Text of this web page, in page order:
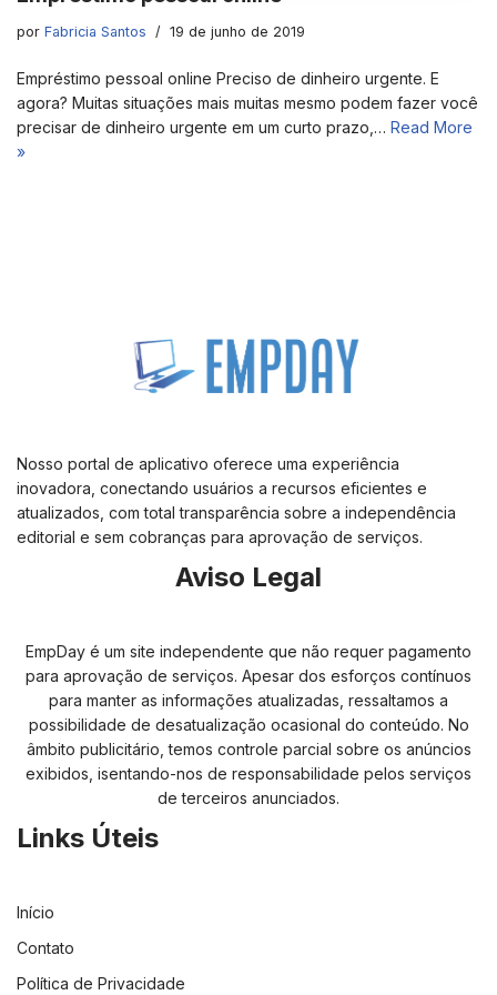
por Fabricia Santos 19 de junho de 2019
Empréstimo pessoal online Preciso de dinheiro urgente. E
agora? Muitas situações mais muitas mesmo podem fazer você
precisar de dinheiro urgente em um curto prazo,… Read More
»
Nosso portal de aplicativo oferece uma experiência
inovadora, conectando usuários a recursos eficientes e
atualizados, com total transparência sobre a independência
editorial e sem cobranças para aprovação de serviços.
Aviso Legal
EmpDay é um site independente que não requer pagamento
para aprovação de serviços. Apesar dos esforços contínuos
para manter as informações atualizadas, ressaltamos a
possibilidade de desatualização ocasional do conteúdo. No
âmbito publicitário, temos controle parcial sobre os anúncios
exibidos, isentando-nos de responsabilidade pelos serviços
de terceiros anunciados.
Links Úteis
Início
Contato
Política de Privacidade